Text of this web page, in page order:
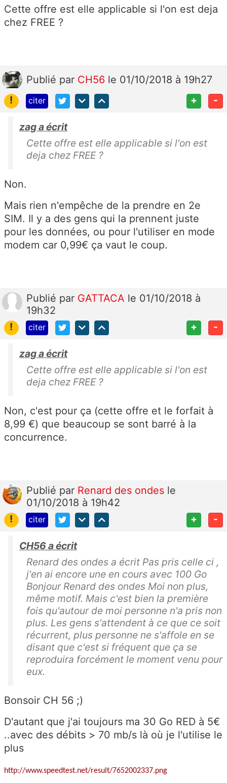
Cette offre est elle applicable si l'on est deja
chez FREE ?
Publié par CH56 le 01/10/2018 à 19h27
!
citer + -
zag a écrit
Cette offre est elle applicable si l'on est
deja chez FREE ?
Non.
Mais rien n'empêche de la prendre en 2e
SIM. Il y a des gens qui la prennent juste
pour les données, ou pour l'utiliser en mode
modem car 0,99€ ça vaut le coup.
Publié par GATTACA le 01/10/2018 à
19h32
!
citer + -
zag a écrit
Cette offre est elle applicable si l'on est
deja chez FREE ?
Non, c'est pour ça (cette offre et le forfait à
8,99 €) que beaucoup se sont barré à la
concurrence.
Publié par Renard des ondes le
01/10/2018 à 19h42
!
citer + -
CH56 a écrit
Renard des ondes a écrit Pas pris celle ci ,
j'en ai encore une en cours avec 100 Go
Bonjour Renard des ondes Moi non plus,
même motif. Mais c'est bien la première
fois qu'autour de moi personne n'a pris non
plus. Les gens s'attendent à ce que ce soit
récurrent, plus personne ne s'affole en se
disant que c'est si fréquent que ça se
reproduira forcément le moment venu pour
eux.
Bonsoir CH 56 ;)
D'autant que j'ai toujours ma 30 Go RED à 5€
..avec des débits > 70 mb/s là où je l'utilise le
plus
http://www.speedtest.net/result/7652002337.png